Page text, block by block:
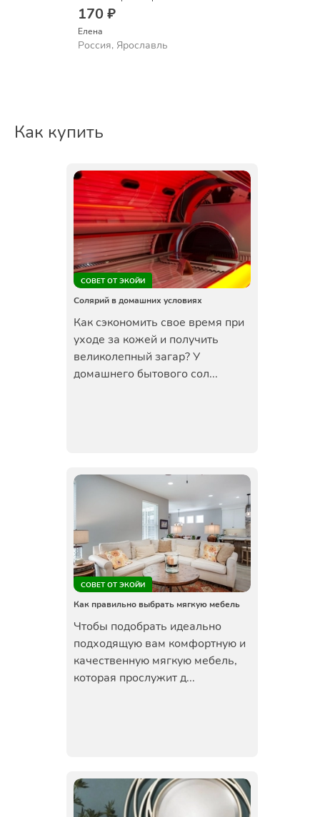
170 ₽
Елена
Россия, Ярославль
Как купить
СОВЕТ ОТ ЭКОЙИ
Солярий в домашних условиях
Как сэкономить свое время при
уходе за кожей и получить
великолепный загар? У
домашнего бытового сол...
СОВЕТ ОТ ЭКОЙИ
Как правильно выбрать мягкую мебель
Чтобы подобрать идеально
подходящую вам комфортную и
качественную мягкую мебель,
которая прослужит д...